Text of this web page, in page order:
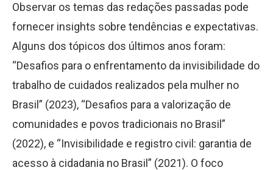
Observar os temas das redações passadas pode
fornecer insights sobre tendências e expectativas.
Alguns dos tópicos dos últimos anos foram:
“Desafios para o enfrentamento da invisibilidade do
trabalho de cuidados realizados pela mulher no
Brasil” (2023), “Desafios para a valorização de
comunidades e povos tradicionais no Brasil”
(2022), e “Invisibilidade e registro civil: garantia de
acesso à cidadania no Brasil” (2021). O foco